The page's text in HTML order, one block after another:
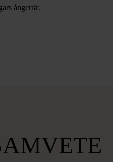
ångerrät.